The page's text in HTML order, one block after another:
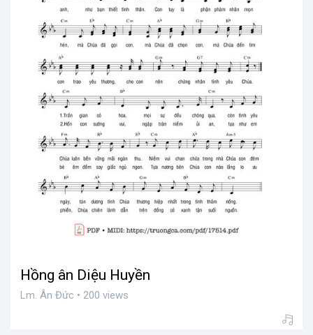
Đường con theo Chúa Piano
Lm. Ân Đức • 6,000 views
Sống phút hiện tại
Lm. Ân Đức • 2,542 views